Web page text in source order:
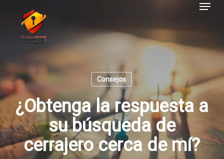
Consejos
¿Obtenga la respuesta a
su búsqueda de
cerrajero cerca de mí?